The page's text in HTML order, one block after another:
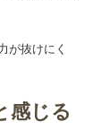
が抜けにく
感じる